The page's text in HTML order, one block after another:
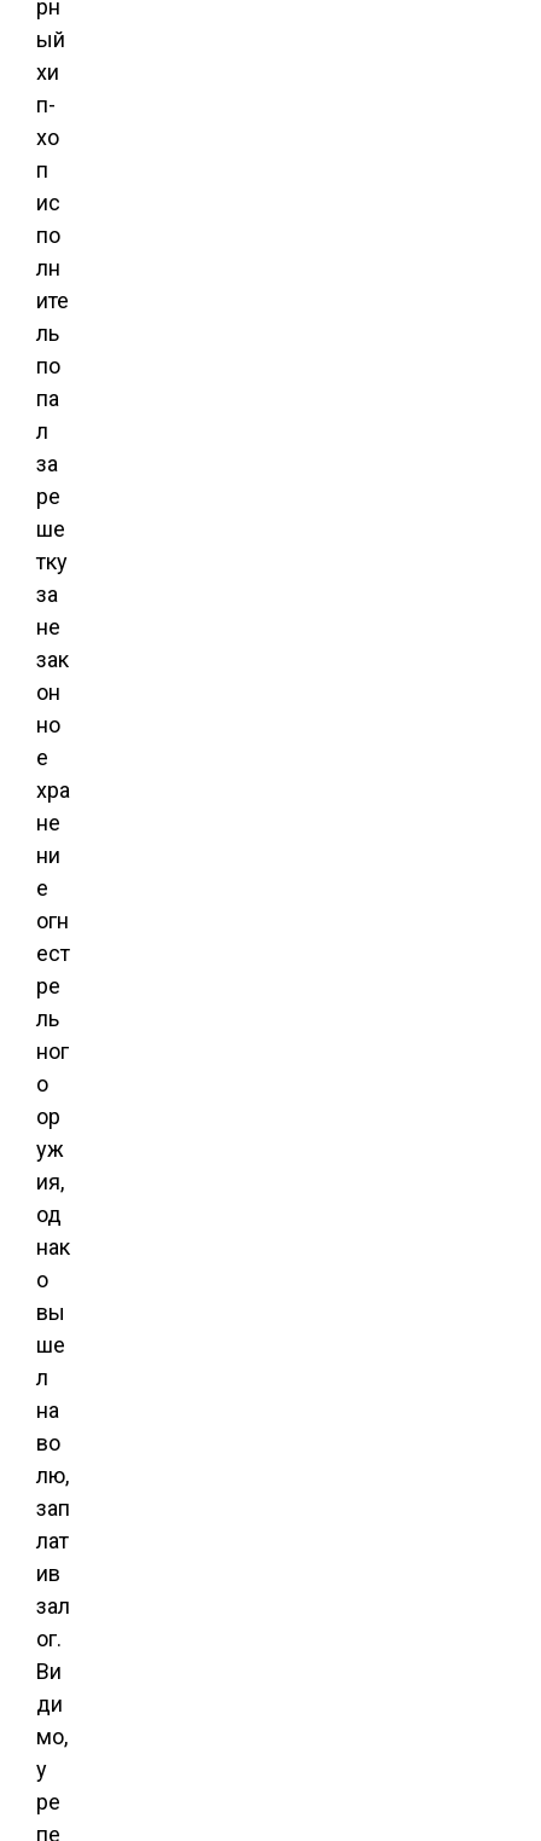
рн
ый
хи
п-
хо
п
ис
по
лн
ите
ль
по
па
л
за
ре
ше
тку
за
не
зак
он
но
е
хра
не
ни
е
огн
ест
ре
ль
ног
о
ор
уж
ия,
од
нак
о
вы
ше
л
на
во
лю,
зап
лат
ив
зал
ог.
Ви
ди
мо,
у
ре
пе